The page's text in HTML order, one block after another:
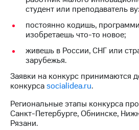
Описание
Еврооблигации-2023
Уведомление
о
погашении
именных
облигаций
Регистратор
Реквизиты
Контакты
развитие
студент или преподаватель
постоянно кодишь,
изобретаешь что-то новое;
живешь в России, СНГ или
зарубежья.
Заявки на конкурс принимаются
конкурсаsocialidea.ru.
Региональные этапы конкурса
Санкт-Петербурге, Обнинске,
Рязани.